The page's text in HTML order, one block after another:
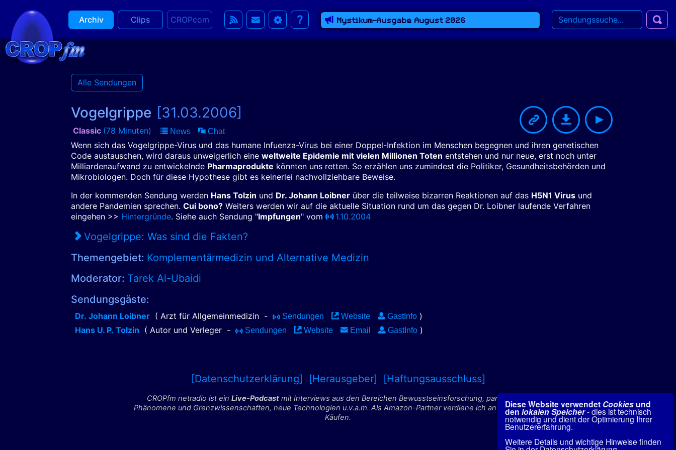
Diese Website verwendet Cookies und
den lokalen Speicher- dies ist technisch
notwendig und dient der Optimierung Ihrer
Benutzererfahrung.
Weitere Details und wichtige Hinweise finden
Archiv Clips CROPcom Mystikum-Ausgabe August 2026
Alle Sendungen
Vogelgrippe [31.03.2006]
Classic (78 Minuten) News Chat
Wenn sich das Vogelgrippe-Virus und das humane Infuenza-Virus bei einer Doppel-Infektion im Menschen begegnen und ihren genetischen
Code austauschen, wird daraus unweigerlich eine weltweite Epidemie mit vielen Millionen Toten entstehen und nur neue, erst noch unter
Milliardenaufwand zu entwickelnde Pharmaprodukte könnten uns retten. So erzählen uns zumindest die Politiker, Gesundheitsbehörden und
Mikrobiologen. Doch für diese Hypothese gibt es keinerlei nachvollziehbare Beweise.
In der kommenden Sendung werden Hans Tolzin und Dr. Johann Loibner über die teilweise bizarren Reaktionen auf das H5N1 Virus und
andere Pandemien sprechen. Cui bono? Weiters werden wir auf die aktuelle Situation rund um das gegen Dr. Loibner laufende Verfahren
eingehen >> Hintergründe. Siehe auch Sendung "Impfungen" vom 1.10.2004
Vogelgrippe: Was sind die Fakten?
Themengebiet: Komplementärmedizin und Alternative Medizin
Moderator: Tarek Al-Ubaidi
Sendungsgäste:
Dr. Johann Loibner ( Arzt für Allgemeinmedizin - Sendungen Website GastInfo )
Hans U. P. Tolzin ( Autor und Verleger - Sendungen Website Email GastInfo )
[Datenschutzerklärung] [Herausgeber] [Haftungsausschluss]
CROPfm netradio ist ein Live-Podcastmit Interviews aus den Bereichen Bewusstseinsforschung, paranormale
Phänomene und Grenzwissenschaften, neue Technologien u.v.a.m. Als Amazon-Partner verdiene ich an qualifizierten
Käufen.